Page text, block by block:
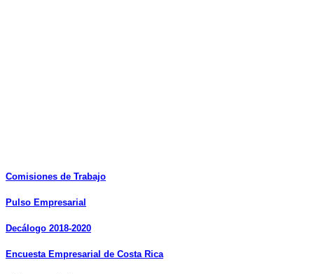
Comisiones de Trabajo
Pulso Empresarial
Decálogo 2018-2020
Encuesta Empresarial de Costa Rica